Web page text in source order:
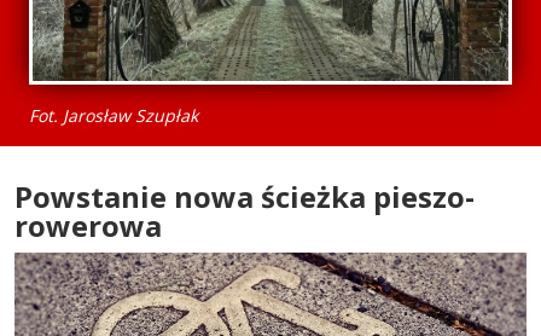
Fot. Jarosław Szupłak
Powstanie nowa ścieżka pieszo-
rowerowa